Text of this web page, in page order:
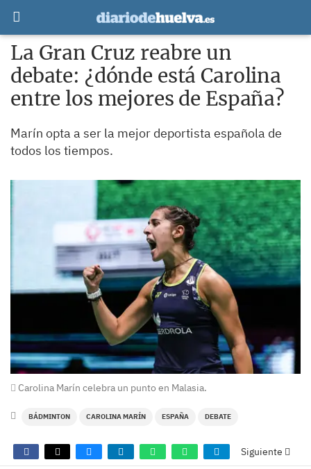
La Gran Cruz reabre un
debate: ¿dónde está Carolina
entre los mejores de España?
Marín opta a ser la mejor deportista española de
todos los tiempos.
Carolina Marín celebra un punto en Malasia.
BÁDMINTON CAROLINA MARÍN ESPAÑA DEBATE
Siguiente